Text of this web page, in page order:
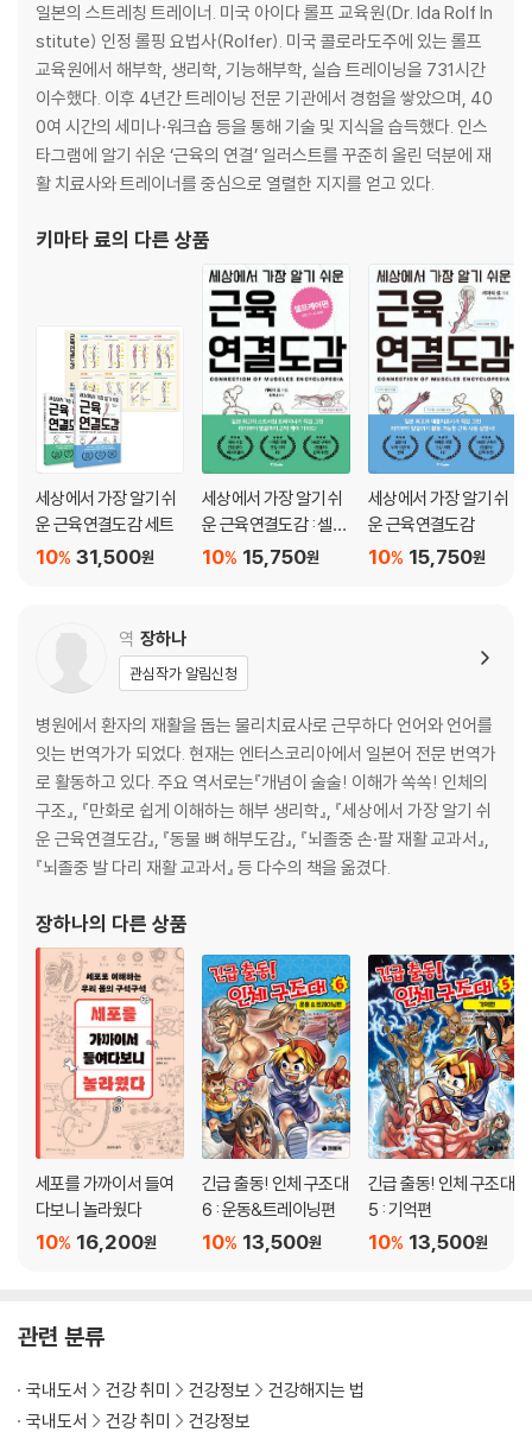
끝마치며
참고문헌
『세상에서 가장 알기 쉬운 근육연결도감 : 셀프케어편』
제0장 연결 케어란
제2장 후방 연결 케어
제6장 운동 연결 케어
제7장 팔의 연결 케어
제8장 연결 케어 총정리
일본의 스트레칭 트레이너. 미국 아이다 롤프 교육원(Dr. Ida Rolf In
stitute) 인정 롤핑 요법사(Rolfer). 미국 콜로라도주에 있는 롤프
교육원에서 해부학, 생리학, 기능해부학, 실습 트레이닝을 731시간
이수했다. 이후 4년간 트레이닝 전문 기관에서 경험을 쌓았으며, 40
0여 시간의 세미나·워크숍 등을 통해 기술 및 지식을 습득했다. 인스
타그램에 알기 쉬운 ‘근육의 연결’ 일러스트를 꾸준히 올린 덕분에 재
활 치료사와 트레이너를 중심으로 열렬한 지지를 얻고 있다.
키마타 료의 다른 상품
세상에서 가장 알기 쉬
운 근육연결도감 세트
31,500원
10%
세상에서 가장 알기 쉬
운 근육연결도감 : 셀프
케어편15,750원
10%
세상에서 가장 알기 쉬
운 근육연결도감
15,750원
10%
역 장하나
관심작가 알림신청
병원에서 환자의 재활을 돕는 물리치료사로 근무하다 언어와 언어를
잇는 번역가가 되었다. 현재는 엔터스코리아에서 일본어 전문 번역가
로 활동하고 있다. 주요 역서로는『개념이 술술! 이해가 쏙쏙! 인체의
구조』, 『만화로 쉽게 이해하는 해부 생리학』, 『세상에서 가장 알기 쉬
운 근육연결도감』, 『동물 뼈 해부도감』, 『뇌졸중 손·팔 재활 교과서』,
『뇌졸중 발 다리 재활 교과서』 등 다수의 책을 옮겼다.
장하나의 다른 상품
세포를 가까이서 들여
다보니 놀라웠다
16,200원
10%
긴급 출동! 인체 구조대
6 : 운동&트레이닝편
13,500원
10%
긴급 출동! 인체 구조대
5 : 기억편
13,500원
10%
관련 분류
국내도서 건강 취미 건강정보
건강해지는 법
국내도서
건강 취미
건강정보